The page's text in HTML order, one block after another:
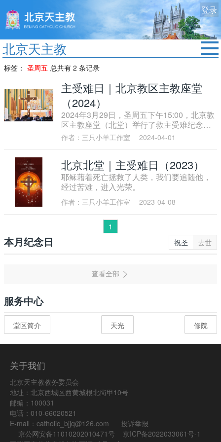
登录
北京天主教
首页
修院生活
认识天主
服务中心
政策法规
时事新闻
标签： 圣周五 总共有 2 条记录
主受难日｜北京教区主教座堂
（2024）
2024年3月29日，圣周五下午15:00，北京教
区主教座堂（北堂）举行了救主受难纪念仪
式。
作者：三只小羊工作室 2024-04-01
北京北堂｜主受难日（2023）
耶稣藉着死亡拯救了人类，我们要追随他，
经过苦难，进入光荣。
作者：三只小羊工作室 2023-04-08
1
本月纪念日 祝圣 去世
服务中心
堂区简介 天光 修院
关于我们
北京天主教教务委员会
地址：北京西城区西黄城根北街甲10号
邮编：100031
电话：010-66020521
E-mail：catholic_bjjq@126.com 投诉举报
京公网安备11010202010471号
京ICP备2022033061号-1